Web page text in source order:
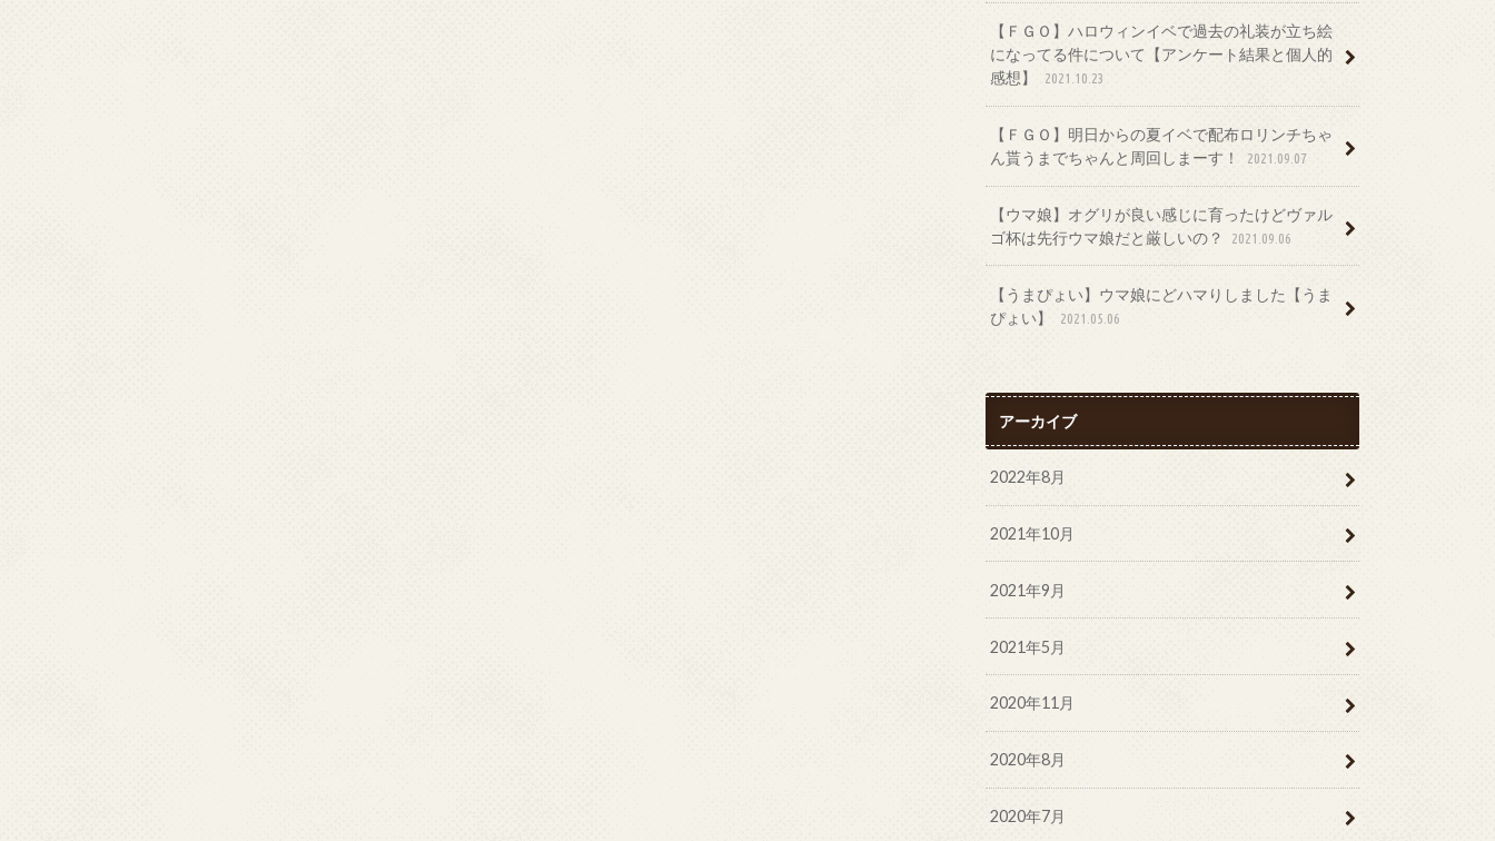
【ＦＧＯ】ハロウィンイベで過去の礼装が立ち絵
になってる件について【アンケート結果と個人的
感想】
2021.10.23
【ＦＧＯ】明日からの夏イベで配布ロリンチちゃ
ん貰うまでちゃんと周回しまーす！
2021.09.07
【ウマ娘】オグリが良い感じに育ったけどヴァル
ゴ杯は先行ウマ娘だと厳しいの？
2021.09.06
【うまぴょい】ウマ娘にどハマりしました【うま
ぴょい】
2021.05.06
アーカイブ
2022年8月
2021年10月
2021年9月
2021年5月
2020年11月
2020年8月
2020年7月